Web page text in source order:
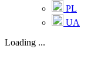
PL
UA
Loading ...